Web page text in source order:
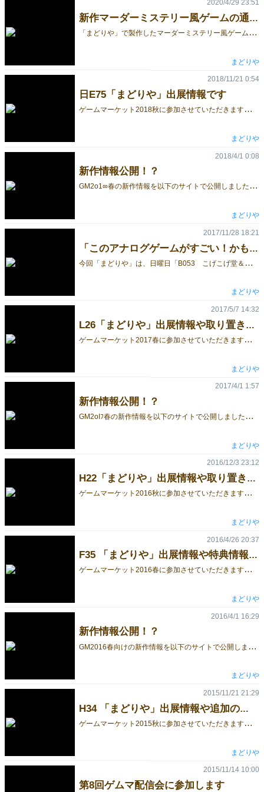
新作マーダーミステリー風ゲームの通販情報です
「
まどりや」で製作したマーダーミステリー風ゲームの通販をboothにて始めましたので、告知させていただきます。 ※各ゲームの詳細は、それぞれのサイトでご確認ください。 巡る想い、届かぬ気持ち。 （2020春）（新作） ・天文部の合宿の時に、なぜか晒されていたラブレター。晒した犯人を見つけ出すのが目的のはずだが、メンバーたちは違う思惑があるようで……？ ゲーム紹介 プレイ人数：1～6人 プレイ時間：約1時間 頒布価格：2,000円（送料込み） booth通販ページ ラブレターを出したのはだれだ？ （2019秋） ・"僕"に届いたラブレター。これを出したのは誰なのか、彼女たちの証言を元に推理を行っていこう。 ゲーム紹介 プレイ人数：シングルプレイルール1～人／マーダーミステリールール6人 プレイ時間：約45分 頒布価格：2,000円（送料込み） booth通販ページ ※エラッタ情報がゲーム紹介ページにあります。 boothにて、マーダーミステリー用のタイマー動画も無料配布しております。 ●まどりや Facebookページ http://fb.me/game.madoriya （アカウントがなくても閲覧可能です）
2020/4/29 23:51
まどりや
日E75「まどりや」出展情報です
ゲ
ームマーケット2018秋に参加させていただきます、E75「まどりや」です。 今回のゲームマーケットの「まどりや」出展情報などをお送りします。 【まどりや 頒布ゲーム】 ※各ゲームの詳細は、それぞれのサイトでご確認ください。 ガチャガチャギャンブル （2018春新作） ・箱に入っているサイコロの数を箱を振って予測し、出目を推測してカードをベットし、先にカードをなくした人が勝ちというゲーム。ゲーム紹介 頒布価格：1,000円 （土E75「こげこげ堂本舗」でも委託） ロストわがしー （2017秋新作） ・宝物（和菓子）を探すイヌ・ネコのチーム戦。ただし陣営はすぐ入れ替わるので、うまく出し抜くのが勝利のポイント。「ロストレガシーライセンス」のルールで作られたゲーム。ゲーム紹介 頒布価格：1,000円 （土E75「こげこげ堂本舗」でも委託） このアナログゲームがすごい！かもしれない 2018秋 （←の表紙は2018春のものです） ・ゲームマーケット2018秋で頒布されるアナログゲームのレビュー同人誌（フルカラーのコピー誌） 予定頒布価格：500円 （最終的なページ数が決定していない都合で、500～1000円の範囲で変動がある見込みです） （土E75「こげこげ堂本舗」でも委託予定） ゲムマ1日目に売ってたボドゲのパッケージ写真全部載せるられるといいなぁ（仮） ・ゲームマーケット2018秋1日目に売ってたボドゲのパッケージをただひたすら載せるだけの同人誌（フルカラーのコピー誌） 予定頒布価格：500円 （最終的なページ数が決定していない都合で、500～1000円の範囲で変動がある見込みです） 現代怪異譚TRPG （ささのご委託） ・現代を舞台にしたホラーTRPG。オカルト掲示板「０ちゃんねる」住人が遭遇する怪異譚を追っていくプレイヤーたちの運命は……？ TRPGルールブック＆シナリオ集etc 頒布価格：500円 ●他にも、こげこげ堂本舗様のゲームの委託頒布も行います。 ■出展情報の動画 風船様主催の「【第14回ゲムマ配信会】」に参加したときの動画を紹介します。 ゲームや同人誌の内容紹介などを行っておりますので、チェックしてみて下さい。 [embed]https://youtu.be/etlRIm2XALQ[/embed] ■日曜日のみクレジットカード支払いに対応します■ Squareリーダーを用意しておりますので、クレジットカードでのお支払いに対応できる予定です。 対応しているのはVISAカード、Masterカード、American Expressカードです。 eventmeshのページに飛びます ●まどりや Facebookページ http://fb.me/game.madoriya （アカウントがなくても閲覧可能です）
2018/11/21 0:54
まどりや
新作情報公開！？
G
M2o1∞春の新作情報を以下のサイトで公開しました！ よろしければチェックしてみてくださいね。 https://goo.gl/dZj18P
2018/4/1 0:08
まどりや
「このアナログゲームがすごい！かもしれない」掲載ゲームアンケートのお願い
今
回「まどりや」は、日曜日「B053 こげこげ堂＆まどりや」にて、ゲームマーケットに出展しているアナログゲームの最速レビュー本「このアナログゲームがすごい！かもしれない」という同人誌を作成予定です。 これは、“ゲームマーケット１日目に出展されているゲームを試遊してレビュー記事をつくり、それを２日目に同人誌で出そう”というコンセプトの同人誌（フルカラーコピー誌）です。 この本について、「ワンドロートーク 第99.4回 http://onedrawtalk.seesaa.net/article/455146090.html」にて少し話しておりますので、よろしければ聞いていただけるとありがたいです（他のゲームの宣伝もしていますので、つまりこれは宣伝です(笑)） （レビューサンプル） レビュー_テストプレイなんてしてないよ（PDF版） 基本的には「ゲームマーケット2017秋の１日目にレビュアーが会場に行き、その場で目について、試遊できたゲームのレビューを作る（そのためレビューするゲームは新作に限らない）」のですが、よろしければ「レビューを見てみたいゲーム」を教えていただきたいと思っております。 以下のフォームにて、気になる「ゲーム名」や「サークル名」などの情報を教えていただけますとありがたいです。 https://goo.gl/forms/AHqES4hZ3ccIGbzu1 ※うちのゲームレビューしてーという希望でも大丈夫です。 ※むしろ（直前のタイミングですが）レビュー記事を１本でも書いていただけるような方がおりましたら、Twitterの @takauminin までご連絡をいただけるとすごい嬉しいです（ただ現状原稿料が出せないので、完成見本誌だけお渡しする形になると思います。ご了承ください）。
2017/11/28 18:21
まどりや
L26「まどりや」出展情報や取り置き予約の情報です
ゲ
ームマーケット2017春に参加させていただきます、L26「まどりや」です。 今回のゲームマーケットでの「まどりや」出展情報などをお送りします。 【頒布ゲームの紹介】 今回は、 「コンフリクトサンドウィッチ」（ゲームマーケット2017神戸・新作） 「とくがわあつめ」 「ゲムマフィーバー」 などを頒布させて頂きます。 【コンフリクトサンドウィッチ】 プレイ人数：３～５人 プレイ時間：10～20分 頒布価格：1,000円（イベント価格） みんなが出した具材カードをバッティングしないように選んでいき、多くの種類の具材を集めたサンドウィッチを作り上げるゲームです。 【ゲムマフィーバー】 プレイ人数：２～５人 プレイ時間：５～10分 頒布価格：800円（イベント価格） 自分の担当キャラにコインを上手く乗せ、一番多く乗せた人が勝ちのアクションゲーム。 トートバックがゲームボードになっているので、持ち運びがとてもしやすいのが魅力です。 【とくがわあつめ】 プレイ人数：２～５人 プレイ時間：５～20分 頒布価格：1,200円（イベント価格） 歴代徳川将軍が書かれたカードを使った神経衰弱「とくがわあつめ」。 神経衰弱をしつつ徳川将軍の何代目かを順番に並べていく「真・とくがわあつめ」。 徳川将軍の何代目かをしっかり認識し、ドラフトでより強い将軍の組み合わせを作っていくドラフトバッティングゲーム「バッティングとくがわ」。 ３つの徳川将軍ゲームで遊ぶことができる、徳川づくしのゲームです。 これ以外にも、「真！風雲ウルトラスーパービッグマキシムグレートストロング波動拳ファイターズII'ターボEXアッパーアルティメット伝説バトル〜HADOUKEN BATTLE2〜」「どき☆どき 魔王神判（委託）」も頒布します。 【取り置き予約始めます】 ゲームマーケットまで１週間ほどしかないのですが、取り置き予約フォームを公開します。 興味がありましたらよろしくお願いします。 ■ゲームマーケット2017春・まどりや 取り置き予約フォーム ■動画配信会に参加しています 本日5月7日の13時頃から開催されている、風船様主催の「【第11回ゲムマ配信会】」に参加してます。 「コンフリクトサンドウィッチ」がどんな感じのゲームかの紹介などを行いますので、ぜひチェックしてみて下さい。 配信url ( https://freshlive.tv/BoGM/111872 ) ■クレジットカード支払いに対応します■ Squareリーダーを用意しておりますので、クレジットカードでのお支払いに対応できます。 対応しているのはVISAカード、Masterカード、American Expressカードです。 eventmeshのページに飛びます ●まどりや Facebookページ http://fb.me/game.madoriya （アカウントがなくても閲覧可能です）
2017/5/7 14:32
まどりや
新作情報公開！？
G
M2oIﾌ春の新作情報を以下のサイトで公開しました！ よろしければチェックしてみてくださいね。 https://madoriya-game.jimdo.com/ゲームマーケット2oiﾌ春情報/ ※2017/4/1 21:10更新 新作情報をもう１つ掲載しました。 ※2017/4/2 0:00更新 というわけでエイプリルフールネタでしたが、一部本当でした。 『ロストゲムマG』はロストレガシーライセンス祭りでテストプレイができるように準備を進めております。 『とくみつあつめ』は無いのですが、『とくがわあつめ』はゲームマーケット2017春にて頒布する予定です。近日中に取り置き予約を行う予定ですので、よろしくお願いします。
2017/4/1 1:57
まどりや
H22「まどりや」出展情報や取り置き予約の情報です
ゲ
ームマーケット2016秋に参加させていただきます、H22「まどりや」です。 今回のゲームマーケットでの「まどりや」出展情報などをお送りします。 【頒布ゲームの紹介】 動画でも紹介しておりますが、今回の新作として、 「とくがわあつめ」 「ゲムマフィーバー」 の２作などを頒布させて頂きます。 【ゲムマフィーバー】 プレイ人数：２～５人 プレイ時間：５～10分 価格：800円（イベント価格） 自分の担当キャラにコインを上手く乗せ、一番多く乗せた人が勝ちのアクションゲーム。 トートバックがゲームボードになっているので、持ち運びがとてもしやすいのが魅力です。 【とくがわあつめ】 プレイ人数：２～５人 プレイ時間：５～20分 価格：1,200円（イベント価格） 歴代徳川将軍が書かれたカードを使った神経衰弱「とくがわあつめ」。 神経衰弱をしつつ徳川将軍の何代目かを順番に並べていく「真・とくがわあつめ」。 徳川将軍の何代目かをしっかり認識し、ドラフトでより強い将軍の組み合わせを作っていくドラフトバッティングゲーム「バッティングとくがわ」。 ３つの徳川将軍ゲームで遊ぶことができる、徳川づくしのゲームです。 これ以外にも、「真！風雲ウルトラスーパービッグマキシムグレートストロング波動拳ファイターズII'ターボEXアッパーアルティメット伝説バトル〜HADOUKEN BATTLE2〜」「ロストゲムマ」「どき☆どき 魔王神判（委託）」も頒布します。 【取り置き予約始めます】 ゲームマーケットまで１週間ほどしかないのですが、取り置き予約フォームを公開します。 興味がありましたらよろしくお願いします。 ■ゲームマーケット2016秋・まどりや 取り置き予約フォーム ■動画配信会に参加します 12月4日の13時頃から開催される、風船様主催の「【第十回ゲムマ配信会】」に参加します。 「ゲムマフィーバー」「とくがわあつめ（バッティングとくがわ）」がどんな感じのゲームかの紹介などを行いますので、ぜひチェックしてみて下さい。 オマケ情報などもちょっとご用意しております。 配信url ( https://freshlive.tv/BoGM/49086 ) ■クレジットカード支払いに対応します■ Squareリーダーを用意しておりますので、クレジットカードでのお支払いに対応できます。 対応しているのはVISAカード、Masterカード、American Expressカードです。 eventmeshのページに飛びます ●まどりや Facebookページ http://fb.me/game.madoriya （アカウントがなくても閲覧可能です）
2016/12/3 23:12
まどりや
F35 「まどりや」出展情報や特典情報です
ゲ
ームマーケット2016春に参加させていただきます、H34「まどりや」です。 今回のゲームマーケットでの「まどりや」出展情報と、仕込みネタ情報(？？)をお送りします。 【第９回ゲムマ配信会の模様】 [youtube https://www.youtube.com/watch?v=ME5Hq_uROP0] 【頒布ゲームの紹介】 動画でも紹介しておりますが、今回は 「ロストゲムマ」 「どき☆どき 魔王神判」 「真！風雲ウルトラスーパービッグマキシムグレートストロング波動拳ファイターズII’ターボEXアッパーアルティメット伝説バトル～HADOUKEN BATTLE2～」 の３作などを頒布させて頂きます。 【真！風雲ウルトラスーパービッグマキシムグレートストロング波動拳ファイターズII’ターボEXアッパーアルティメット伝説バトル～HADOUKEN BATTLE2～】 プレイ人数：２人 プレイ時間：５～１５分 価格：1,000円（イベント価格） 波動拳による攻防を主体にした、２人用対戦ゲーム。 相手よりも強い技を読んで出し、さらに波動拳（おはじきなどの実弾）を相手に打ち込んでダメージを与えていくゲーム。 波動拳は（レンジカードにひっかからなければ）なにを使ってもOK。 最強の波動拳を決めるバトルの開幕！ 【どき☆どき 魔王神判】 プレイ人数：４人（オプションルールで２～３人もプレイ可能） プレイ時間：１０～１５分 価格：1,200円（イベント価格） 製作：光転疾走 （ルール監修：まどりや） 「ナイトウィザード」にシリーズに登場する、ベール＝ゼファーら４人の魔王たちによる、プラーナ争奪カードゲーム。 相手よりも高い数字のカードを出せばIP（イノセントプラーナ）カードをゲットできる、よく見るようなタイプのゲームですが、一発逆転の「覚醒」や、飛び交う魔王たち個別の超強力な特殊能力のおかげで、一筋縄ではいかないゲームになっています。 コンポーネント自体は「トランプ」をベースにしているので、他のゲームで使うこともできます。 （トランプ部分は以前のコミックマーケットなどで頒布されているものです。希望者には、ルール＆IPカードのみの頒布も行えます。処理の都合などあり、取り置き予約でのみ対応になりますので、ご了承ください） 【ロストゲムマ】 プレイ人数：２～４人 プレイ時間：約10～20分 価格：1,200円（イベント価格） ロストレガシーライセンスをお借りして作った、ダンジョン作成＆探索のカードゲーム。 ちなみに今回のバージョンは、説明書に書いてないのですが、探索順１～３のカード６枚で、６人用の人狼が遊べたりします。 【取り置き予約始めます】 ゲームマーケットまで１週間ほどしかないのですが、取り置き予約フォームを公開します。 興味がありましたらよろしくお願いします。 ■ゲームマーケット2016春・まどりや 取り置き予約フォーム ■「非公認ラリーイベント」に参加しております ラリーイベントに参加して頂いてる方に、オマケゲーム「詰みゲ崩し」を先着でプレゼントします。 詳しくは、非公認スタンプラリーイベントのサイトなどを参考にしてください。 ■クレジットカード支払いに対応します■ Squareリーダーを用意しておりますので、クレジットカードでのお支払いに対応できます。 対応しているのはVISAカード、Masterカード、American Expressカードです。 eventmeshのページに飛びます ●まどりや Facebookページ http://fb.me/game.madoriya （アカウントがなくても閲覧可能です）
2016/4/26 20:37
まどりや
新作情報公開！？
G
M2016春向けの新作情報を以下のサイトで公開しました！ 改めてこっちでも情報を載せるかもしれませんが、よろしければチェックしてみてくださいね。 http://madoriya-game.jimdo.com/gorilla-market2016%E6%98%A5%E6%83%85%E5%A0%B1/ ……というネタでしたとさ。 本当のGM2016春の新作情報は、後日改めて公開します。
2016/4/1 16:29
まどりや
H34 「まどりや」出展情報や追加の特典情報です
ゲ
ームマーケット2015秋に参加させていただきます、H34「まどりや」です。 開催直前ですが「まどりや」出展情報と、仕込みネタ情報(？？)をお送りします。 [embed]https://www.youtube.com/watch?v=E1IxiuiyKWI[/embed] 【当日頒布する物の一覧】 ・ロストゲムマ（新作） 1,200円 ・ふらふらマスコット（旧作） 1,000円 ・ふらふらマスコットプレイシート 1,500円 ・スターライトステージ 基本セット（委託） 2,000円 ・スターライトステージ 拡張カードセット（委託） 2,000円 【新作ゲームの紹介】 新作として、ダンジョン作成＆探索カードゲーム「ロストゲムマ」を頒布させて頂きます。 --------------------------------- 【ロストゲムマ】 プレイ人数：２～４人 プレイ時間：約10～20分 価格：1,200円(イベント価格) --------------------------------- ■どんなゲーム？ ゲームマーケットのマスコット「コロ・チップ・バン」の力を借りつつダンジョンを作り上げていき、ダンジョンのどこかにある「宝玉」を他のプレイヤーよりも先に探し出すゲームです。 「ロストレガシーライセンス」をお借りしており、基本的には「ロストレガシー」と同じようなゲームの流れになります。 【ロストゲムマのルールに興味がある方は、こちらにアップロードしてありますので、チェックしてみてください】 【プロモーションカード情報】 今回は委託記念（？）ということで、「スターライトステージ用、アイドルコンクラーベの“あかねる”が描かれた《新人アイドル》」のプロモーションカードと、「アイドルコンクラーベ用、スターライトステージの《カリスマコラボ》を題材にした上級イベントカード」のプロモーションカードをそれぞれ作成しました！ 「ゲームマーケット2015秋」まどりやブースにて、「スターライトステージ」あるいは「ロストゲムマ」などを購入していただいた方に、両方のプロモーションカードを1枚づつプレゼントします。 数に限りがありますので、無くなってしまいましたら ご容赦ください。 ……ちなみに「アイドルコンクラーベ」ですが、諸事情によりゲームマーケット2015秋での頒布はありません(汗)。イエローサブマリン様などに委託していただいておりますので、よろしければそちらも見ていただけるとありがたいです。 【取り置き予約まだやってます】 ゲーム情報をあまり公開していない状況なのですが、取り置き予約をまだやっております。締め切りは21日23:59なので、ご興味がありましたらよろしくお願いします。 ■ゲームマーケット2015秋・まどりや 取り置き予約フォーム ■「非公認ラリーイベント」に参加しております ラリーイベントに参加して頂いてる方に、ゲームマーケット2015春でも配布した「落山水」を先着10名ぐらいにプレゼントします。 ……それだけの予定だったのですが、無料配布用新作をもう１つ、無理矢理つくりました！（ぇ 波動拳を実際に撃ち合って相手を倒すアクション対戦バトル「風雲スーパー波動拳バトル」を先着5名ぐらいにプレゼントします。試遊できるようにもしてありますので、気になった方は遊びにきてくださいね！ また、無料配布されるスタンプラリー・ブックに、「ロストゲムマ」の1人用ゲームルールも記載しておりますので、よろしければ合わせてチェックしてみてください。 詳しくは、非公認スタンプラリーイベントのサイトなどを参考にしてください。 ■クレジットカード支払いに対応します■ Squareリーダーを用意しておりますので、クレジットカードでの一括払いに対応できます。 対応しているのはVISAカード、Masterカード、American Expressカードです。 eventmeshのページに飛びます それでは、「ゲームマーケット2015秋、H34 まどりや」 にてお待ちしておりますので、よろしくお願いします！ ●まどりや Facebookページ www.facebook.com/game.madoriya （アカウントがなくても閲覧可能です）
2015/11/21 21:29
まどりや
第8回ゲムマ配信会に参加します
2015/11/14 10:00